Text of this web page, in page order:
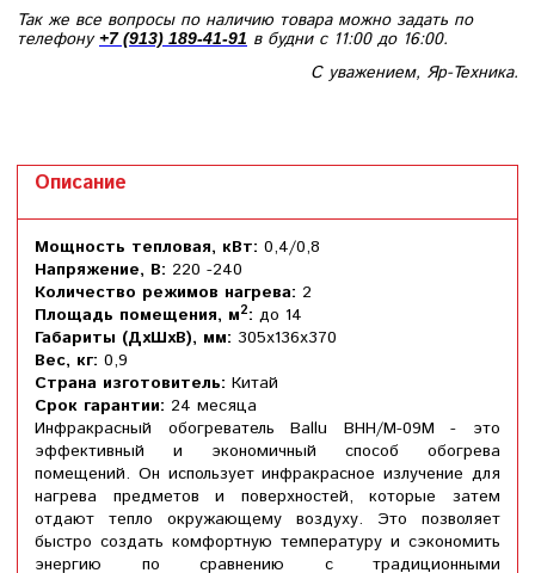
Так же все вопросы по наличию товара можно задать по
телефону+7 (913) 189-41-91 в будни с 11:00 до 16:00.
С уважением, Яр-Техника.
Описание
Мощность тепловая, кВт: 0,4/0,8
Напряжение, В: 220 -240
Количество режимов нагрева: 2
Площадь помещения, м2: до 14
Габариты (ДхШхВ), мм: 305х136х370
Вес, кг: 0,9
Страна изготовитель: Китай
Срок гарантии: 24 месяца
Инфракрасный обогреватель Ballu BHH/M-09M - это
эффективный и экономичный способ обогрева
помещений. Он использует инфракрасное излучение для
нагрева предметов и поверхностей, которые затем
отдают тепло окружающему воздуху. Это позволяет
быстро создать комфортную температуру и сэкономить
энергию по сравнению с традиционными